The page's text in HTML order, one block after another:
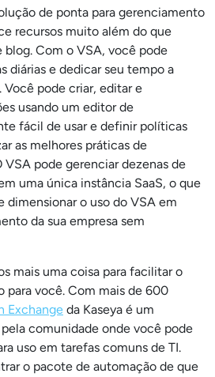
de ponta para gerenciamento
recursos muito além do que
blog. Com o VSA, você pode
diárias e dedicar seu tempo a
Você pode criar, editar e
usando um editor de
fácil de usar e definir políticas
as melhores práticas de
pode gerenciar dezenas de
uma única instância SaaS, o que
dimensionar o uso do VSA em
da sua empresa sem
mais uma coisa para facilitar o
para você. Com mais de 600
Exchange da Kaseya é um
comunidade onde você pode
uso em tarefas comuns de TI.
o pacote de automação de que